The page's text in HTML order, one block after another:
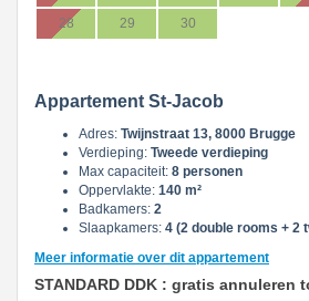
28 29 30
Appartement St-Jacob
Adres: Twijnstraat 13, 8000 Brugge
Verdieping: Tweede verdieping
Max capaciteit: 8 personen
Oppervlakte: 140 m²
Badkamers: 2
Slaapkamers: 4 (2 double rooms + 2
Meer informatie over dit appartement
STANDARD DDK : gratis annuleren